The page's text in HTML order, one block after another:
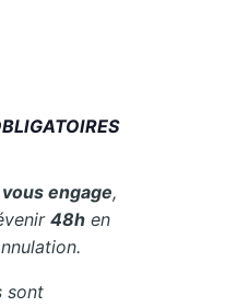
engage,
48h en
sont